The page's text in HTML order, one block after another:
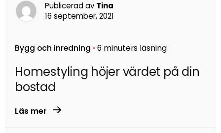
Bygg och inredning 6 minuters läsning
Publicerad av Tina
16 september, 2021
Homestyling höjer värdet på din
bostad
Läs mer